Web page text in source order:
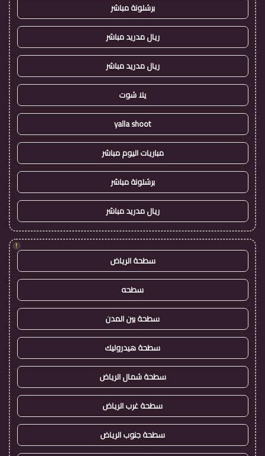
برشلونة مباشر
ريال مدريد مباشر
ريال مدريد مباشر
يلا شوت
yalla shoot
مباريات اليوم مباشر
برشلونة مباشر
ريال مدريد مباشر
!
سطحة الرياض
سطحه
سطحة بين المدن
سطحة هيدروليك
سطحة شمال الرياض
سطحة غرب الرياض
سطحة جنوب الرياض